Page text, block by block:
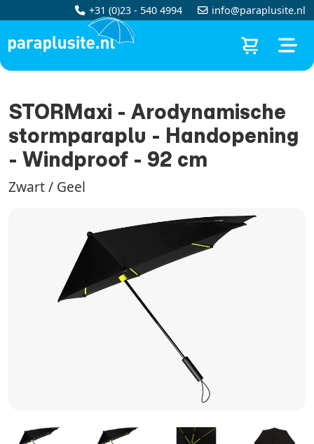
+31 (0)23 - 540 4994 info@paraplusite.nl
STORMaxi - Arodynamische
stormparaplu - Handopening
- Windproof - 92 cm
Zwart / Geel